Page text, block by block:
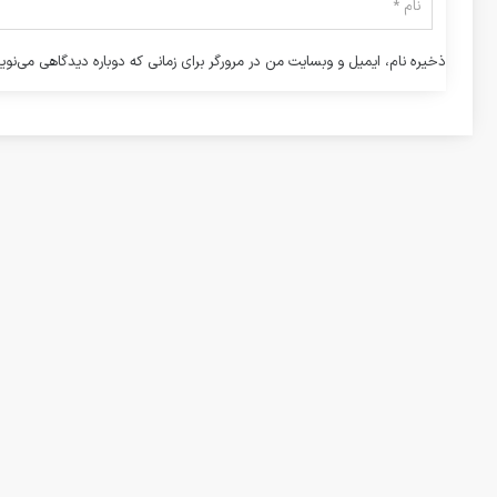
ذخیره نام، ایمیل و وبسایت من در مرورگر برای زمانی که دوباره دیدگاهی